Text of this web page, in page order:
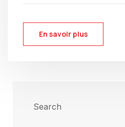
Search
En savoir plus